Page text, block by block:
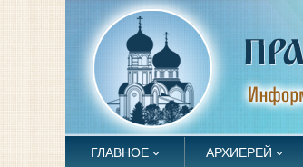
ГЛАВНОЕ АРХИЕРЕЙ